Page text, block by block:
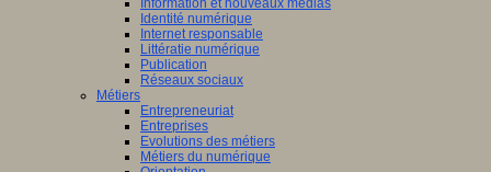
Information et nouveaux médias
Identité numérique
Internet responsable
Littératie numérique
Publication
Réseaux sociaux
Métiers
Entrepreneuriat
Entreprises
Evolutions des métiers
Métiers du numérique